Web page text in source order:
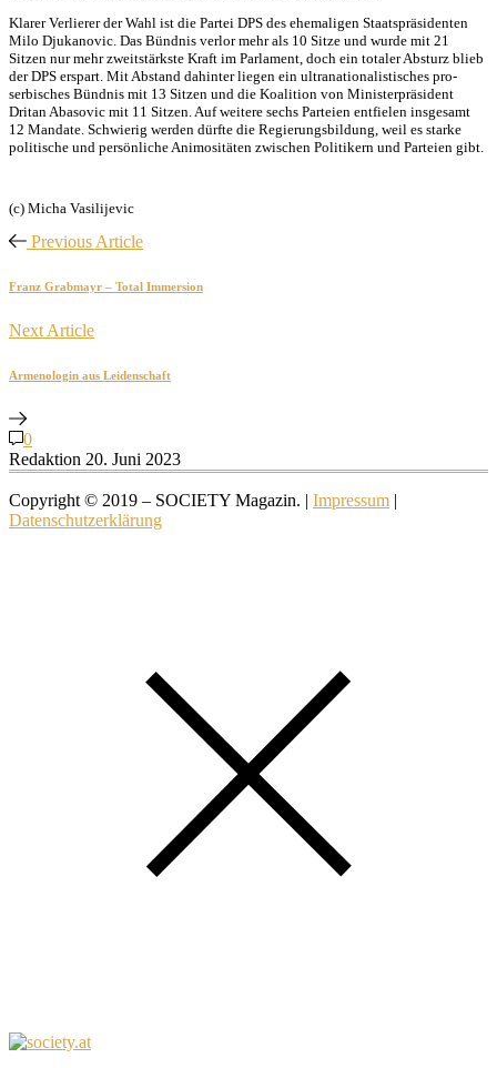
Klarer Verlierer der Wahl ist die Partei DPS des ehemaligen Staatspräsidenten
Milo Djukanovic. Das Bündnis verlor mehr als 10 Sitze und wurde mit 21
Sitzen nur mehr zweitstärkste Kraft im Parlament, doch ein totaler Absturz blieb
der DPS erspart. Mit Abstand dahinter liegen ein ultranationalistisches pro-
serbisches Bündnis mit 13 Sitzen und die Koalition von Ministerpräsident
Dritan Abasovic mit 11 Sitzen. Auf weitere sechs Parteien entfielen insgesamt
12 Mandate. Schwierig werden dürfte die Regierungsbildung, weil es starke
politische und persönliche Animositäten zwischen Politikern und Parteien gibt.
(c) Micha Vasilijevic
Previous Article
Franz Grabmayr – Total Immersion
Next Article
Armenologin aus Leidenschaft
0
Redaktion 20. Juni 2023
Copyright © 2019 – SOCIETY Magazin. | Impressum |
Datenschutzerklärung